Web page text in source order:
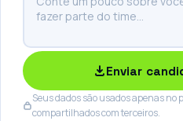
Enviar
Seus dados são usados apenas no
compartilhados com terceiros.